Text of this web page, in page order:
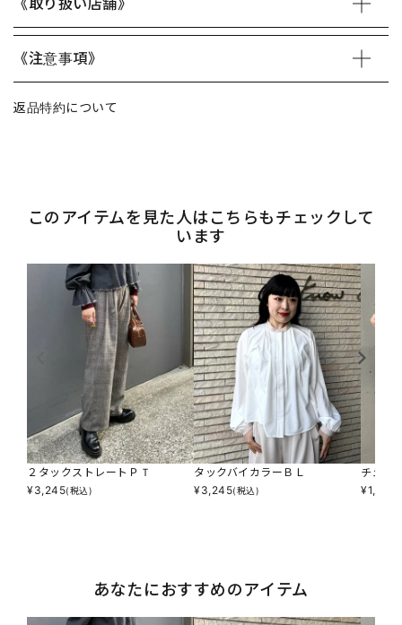
《注意事項》
返品特約について
このアイテムを見た人はこちらもチェックして
います
２タックストレートＰＴ
¥3,245(税込)
タックバイカラーＢＬ
¥3,245(税込)
チェッ
¥1,595
あなたにおすすめのアイテム